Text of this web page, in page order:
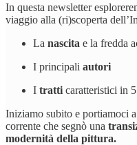
In questa newsletter
viaggio alla (ri)scoperta
La nascita e la fredda
I principali autori
I tratti caratteristici in
Iniziamo subito e portiamoci
corrente che segnò una
modernità della pittura.